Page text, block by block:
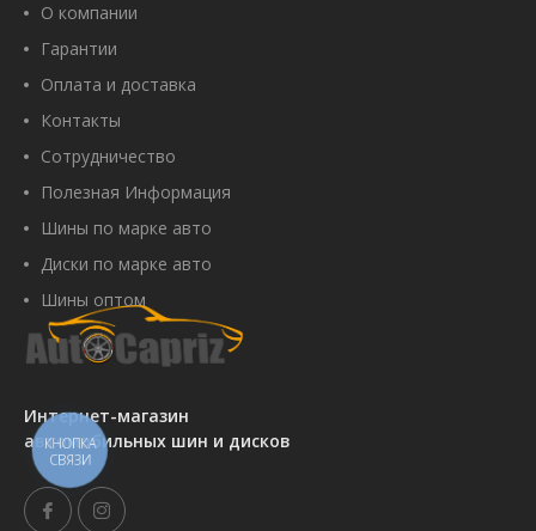
Интернет-магазин
автомобильных шин и дисков
О компании
Гарантии
Оплата и доставка
Контакты
Сотрудничество
Полезная Информация
Шины по марке авто
Диски по марке авто
Шины оптом
КНОПКА
СВЯЗИ